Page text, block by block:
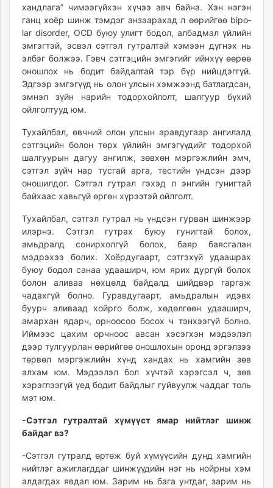
mglradio.com
fact.mn
itoim.mn
tumen.mn
shuum.mn
times.mn
tvmongolia.mn
mass.mn
unegui.mn
assa.mn
toim.mn
tac.mn
paparazzi.mn
хандлага” чимээгүйхэн хүчээ авч байна. Хэн нэгэн
ганц хоёр шинж тэмдэг анзаарахад л өөрийгөө bipo­
lar disorder, OCD буюу улигт бодол, албадмал үйлийн
эмгэгтэй, эсвэл сэтгэл гутралтай хэмээн дүгнэх нь
элбэг болжээ. Гэвч сэтгэцийн эмгэгийг ийнхүү өөрөө
оношлох нь бодит байдалтай тэр бүр нийцдэггүй.
Эдгээр эмгэгүүд нь олон улсын хэмжээнд батлагдсан,
эмнэл зүйн нарийн тодорхойлолт, шалгуур бүхий
ойлголтууд юм.
Тухайлбал, өвчний олон улсын аравдугаар ангилалд
сэтгэцийн болон төрх үйлийн эмгэгүүдийг тодорхой
шалгуурын дагуу ангилж, зөвхөн мэргэжлийн эмч,
сэтгэл зүйч нар тусгай арга, тестийн үндсэн дээр
оношилдог. Сэтгэл гутрал гэхэд л энгийн гунигтай
байхаас хавьгүй өргөн хүрээтэй ойлголт.
Тухайлбал, сэтгэл гутрал нь үндсэн гурван шинжээр
илэрнэ. Сэтгэл гутрах буюу гунигтай болох,
амьдралд сонирхолгүй болох, баяр баясгалан
мэдрэхээ болих. Хоёрдугаарт, сэтгэхүй удаашрах
буюу бодол санаа удааширч, юм ярих дургүй болох
болон аливаа нөхцөлд байдалд шийдвэр гаргаж
чадахгүй болно. Гуравдугаарт, амьдралын идэвх
буурч аливаад хойрго болж, хөдөлгөөн удааширч,
амархан ядарч, орноосоо босох ч тэнхээгүй болно.
Иймээс цахим орчноос авсан хэсэгхэн мэдээлэл
дээр тулгуурлан өөрийгөө оношлохын оронд эргэлзээ
төрвөл мэргэжлийн хүнд хандах нь хамгийн зөв
алхам юм. Мэдээлэл бол хүчтэй хэрэгсэл ч, зөв
хэрэглээгүй үед бодит байдлыг гуйвуулж чаддаг толь
мэт юм.
-Сэтгэл гутралтай хүмүүст ямар нийтлэг шинж
байдаг вэ?
-Сэтгэл гутралд өртөж буй хүмүүсийн дунд хамгийн
нийтлэг ажиглагддаг шинжүүдийн нэг нь нойрны хэм
алдагдах явдал юм. Зарим нь бага унтдаг, зарим нь